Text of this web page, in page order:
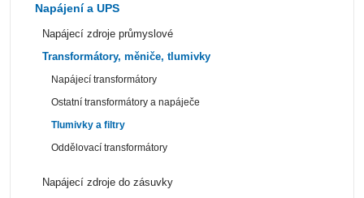
Napájení a UPS
Napájecí zdroje průmyslové
Transformátory, měniče, tlumivky
Napájecí transformátory
Ostatní transformátory a napáječe
Tlumivky a filtry
Oddělovací transformátory
Napájecí zdroje do zásuvky